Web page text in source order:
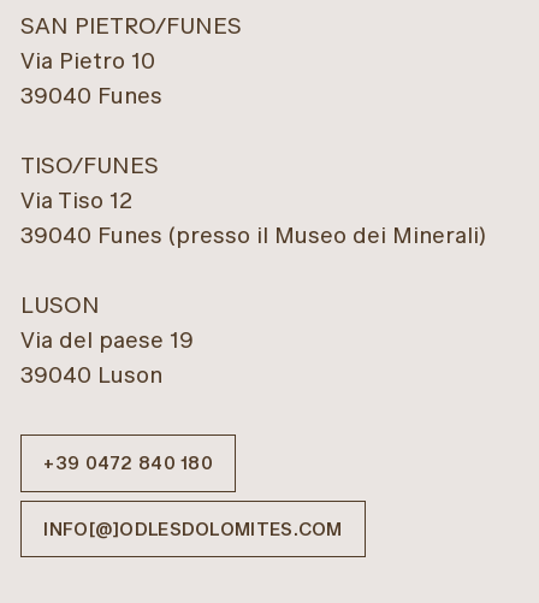
SAN PIETRO/FUNES
Via Pietro 10
39040 Funes
TISO/FUNES
Via Tiso 12
39040 Funes (presso il Museo dei Minerali)
LUSON
Via del paese 19
39040 Luson
+39 0472 840 180
INFO[@]ODLESDOLOMITES.COM